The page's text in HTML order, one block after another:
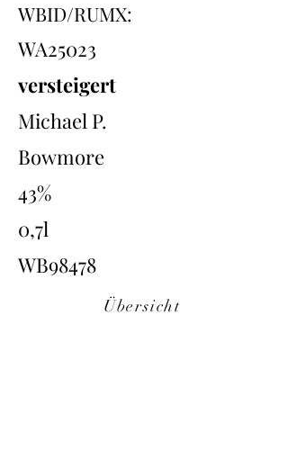
WBID/RUMX:
WA25023
versteigert
Michael P.
Bowmore
43%
0,7l
WB98478
Übersicht